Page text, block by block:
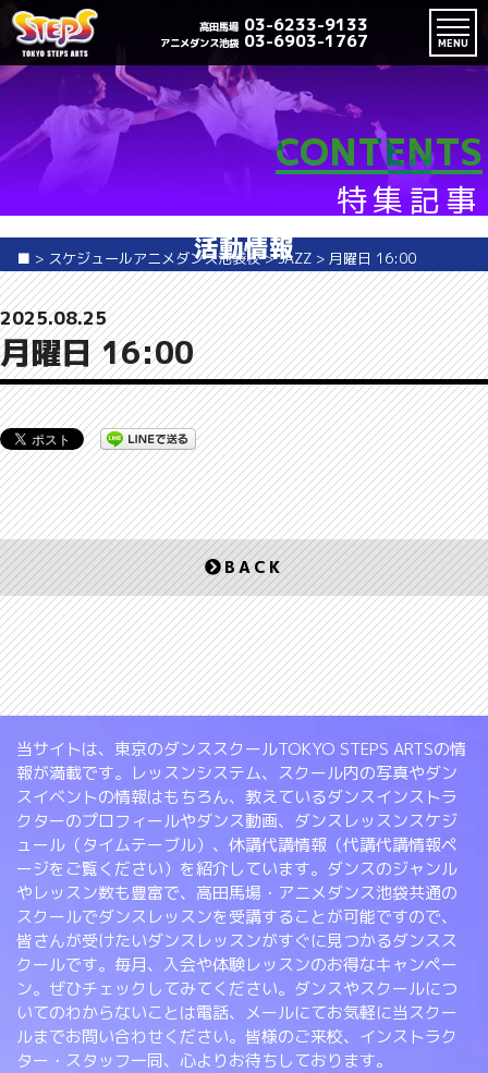
高田馬場 03-6233-9133
アニメダンス池袋 03-6903-1767 MENU
CONTENTS
特集記事
■ > スケジュールアニメダンス池袋校>JAZZ > 月曜日 16:00
活動情報
2025.08.25
月曜日 16:00
BACK
当サイトは、東京のダンススクールTOKYO STEPS ARTSの情
報が満載です。レッスンシステム、スクール内の写真やダン
スイベントの情報はもちろん、教えているダンスインストラ
クターのプロフィールやダンス動画、ダンスレッスンスケジ
ュール（タイムテーブル）、休講代講情報（代講代講情報ペ
ージをご覧ください）を紹介しています。ダンスのジャンル
やレッスン数も豊富で、高田馬場・アニメダンス池袋共通の
スクールでダンスレッスンを受講することが可能ですので、
皆さんが受けたいダンスレッスンがすぐに見つかるダンスス
クールです。毎月、入会や体験レッスンのお得なキャンペー
ン。ぜひチェックしてみてください。ダンスやスクールにつ
いてのわからないことは電話、メールにてお気軽に当スクー
ルまでお問い合わせください。皆様のご来校、インストラク
ター・スタッフ一同、心よりお待ちしております。